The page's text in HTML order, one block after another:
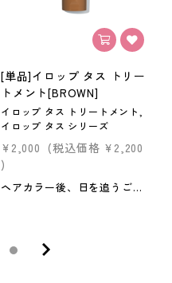
[単品]イロップ タス トリー
トメント[BROWN]
イロップ タス トリートメント,
イロップ タス シリーズ
¥2,000 (税込価格 ¥2,200
)
ヘアカラー後、日を追うごとに抜けてしまう色をチャージ。髪をケアしながら美しい髪色を長持ちさせます。ブラウンヘアの褪色を抑えて、落ち着いたトーンのカラーを維持できます。褪色で髪が明るくなってしまうのを抑えたい方、ギラつきや黄ばみが気になる方におすすめです。ブリーチしていないカラーヘアにも発色を感じられる色設計です。（暗い髪色を除く）フローラルをベースとした、華やかでやさしい香り。＜内容量＞160g